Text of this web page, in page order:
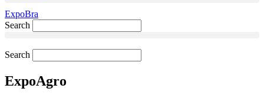
ExpoBra
Search
Search
ExpoAgro